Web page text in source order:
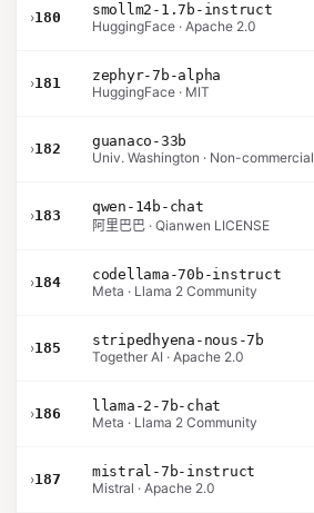
›180
smollm2-1.7b-instruct
HuggingFace · Apache 2.0
›181
zephyr-7b-alpha
HuggingFace · MIT
›182
guanaco-33b
Univ. Washington · Non-commercial
›183
qwen-14b-chat
阿里巴巴 · Qianwen LICENSE
›184
codellama-70b-instruct
Meta · Llama 2 Community
›185
stripedhyena-nous-7b
Together AI · Apache 2.0
›186
llama-2-7b-chat
Meta · Llama 2 Community
›187
mistral-7b-instruct
Mistral · Apache 2.0